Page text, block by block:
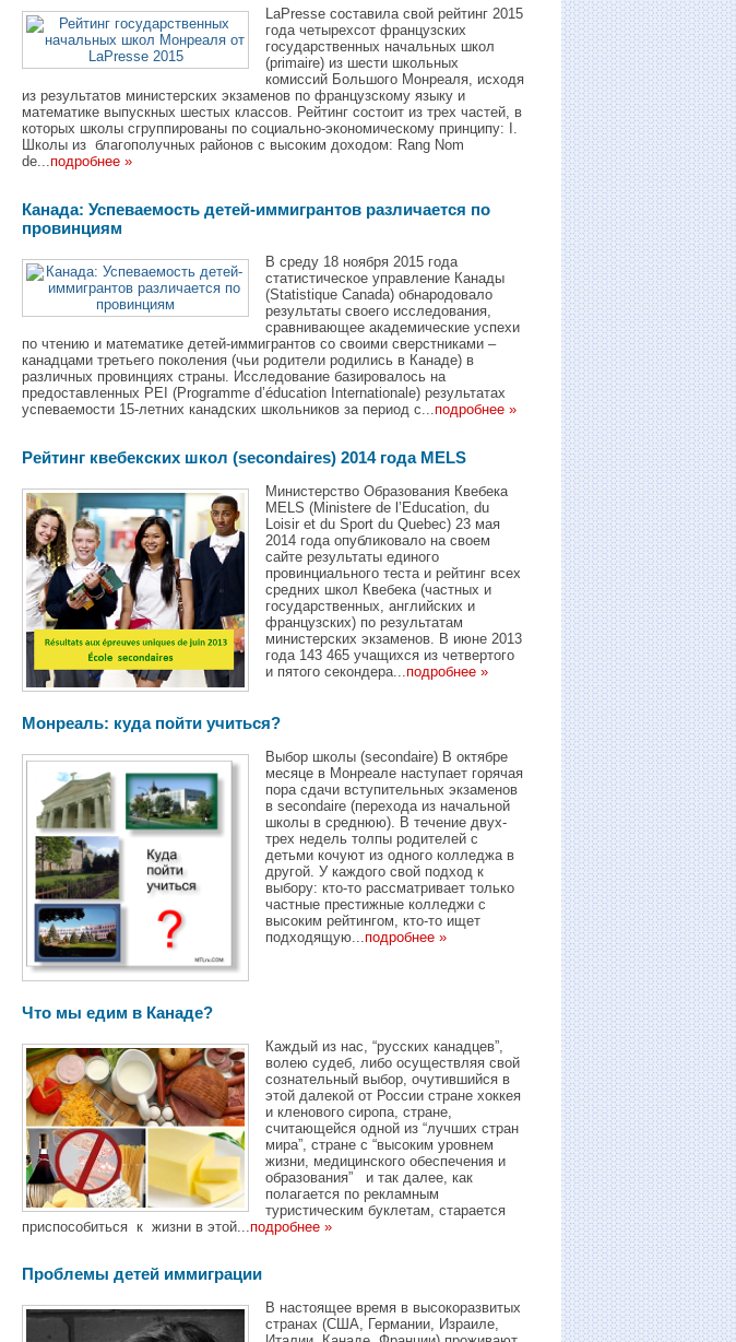
LaPresse составила свой рейтинг 2015
года четырехсот французских
государственных начальных школ
(primaire) из шести школьных
комиссий Большого Монреаля, исходя
из результатов министерских экзаменов по французскому языку и
математике выпускных шестых классов. Рейтинг состоит из трех частей, в
которых школы сгруппированы по социально-экономическому принципу: I.
Школы из благополучных районов с высоким доходом: Rang Nom
de...подробнее »
Канада: Успеваемость детей-иммигрантов различается по
провинциям
В среду 18 ноября 2015 года
статистическое управление Канады
(Statistique Canada) обнародовало
результаты своего исследования,
сравнивающее академические успехи
по чтению и математике детей-иммигрантов со своими сверстниками –
канадцами третьего поколения (чьи родители родились в Канаде) в
различных провинциях страны. Исследование базировалось на
предоставленных PEI (Programme d’éducation Internationale) результатax
успеваемости 15-летних канадских школьников за период с... подробнее »
Рейтинг квебекских школ (secondaires) 2014 года MELS
Mинистерство Образования Квебека
MELS (Ministere de l’Education, du
Loisir et du Sport du Quebec) 23 мая
2014 года опубликовало на своeм
сайте результаты единого
провинциального теста и рейтинг всех
средних школ Квебека (частных и
государственных, английских и
французских) по результатам
министерских экзаменов. В июне 2013
года 143 465 учащихся из четвертого
и пятого секондера... подробнее »
Монреаль: куда пойти учиться?
Выбор школы (secondaire) В октябре
месяце в Монреале наступает горячая
пора сдачи вступительных экзаменов
в secondaire (перехода из начальной
школы в среднюю). В течение двух-
трех недель толпы родителей с
детьми кочуют из одного колледжа в
другой. У каждого свой подход к
выбору: кто-то рассматривает только
частные престижные колледжи с
высоким рейтингом, кто-то ищет
подходящую... подробнее »
Что мы едим в Канаде?
Каждый из нас, “русских канадцев”,
волею судеб, либо осуществляя свой
сознательный выбор, очутившийся в
этой далекой от России стране хоккея
и кленового сиропа, стране,
считающейся одной из “лучших стран
мира”, стране с “высоким уровнем
жизни, медицинского обеспечения и
образования” и так далее, как
полагается по рекламным
туристическим буклетам, старается
приспособиться к жизни в этой... подробнее »
Проблемы детей иммиграции
В настоящее время в высокоразвитых
странах (США, Германии, Израиле,